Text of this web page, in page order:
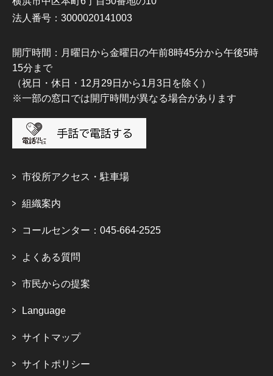
法人番号：3000020141003
開庁時間：月曜日から金曜日の午前8時45分から午後5時
15分まで
（祝日・休日・12月29日から1月3日を除く）
※一部の窓口では開庁時間が異なる場合があります
市役所アクセス・駐車場
組織案内
コールセンター：045-664-2525
よくある質問
市民からの提案
Language
サイトマップ
サイトポリシー